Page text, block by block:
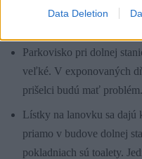
Data Deletion
Praktické info
Parkovisko pri dolnej
veľké. V exponovaných
prišelci budú mať problém.
Lístky na lanovku sa
priamo v budove dolnej
pokladniach sú toalety.